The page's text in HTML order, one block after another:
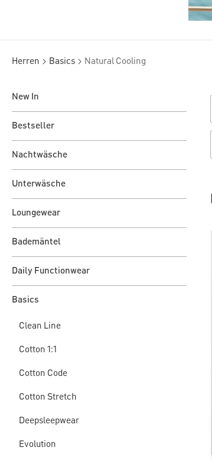
Herren Basics Natural Cooling
New In
Bestseller
Nachtwäsche
Unterwäsche
Loungewear
Bademäntel
Daily Functionwear
Basics
Clean Line
Cotton 1:1
Cotton Code
Cotton Stretch
Deepsleepwear
Evolution